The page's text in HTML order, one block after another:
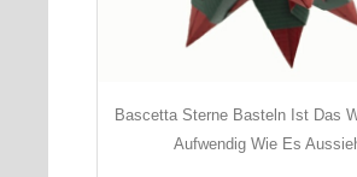
Bascetta Sterne Basteln Ist Das
Aufwendig Wie Es